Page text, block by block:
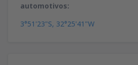
automotivos:
3°51'23"S, 32°25'41"W